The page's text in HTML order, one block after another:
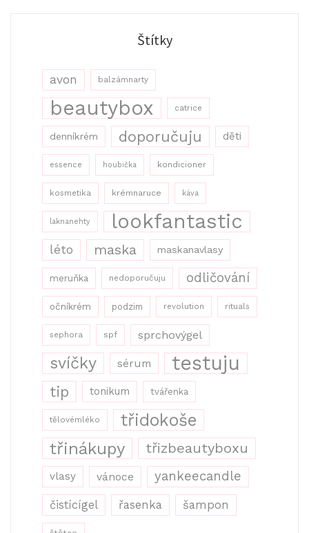
Štítky
avon balzámnarty
beautybox catrice
denníkrém doporučuju děti
essence houbička kondicioner
kosmetika krémnaruce káva
laknanehty lookfantastic
léto maska maskanavlasy
meruňka nedoporučuju odličování
očníkrém podzim revolution rituals
sephora spf sprchovýgel
svíčky sérum testuju
tip tonikum tvářenka
tělovémléko
třidokoše
třinákupy
třizbeautyboxu
vlasy vánoce yankeecandle
čistícígel řasenka šampon